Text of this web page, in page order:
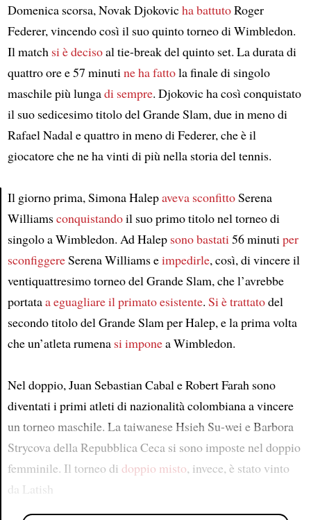
Domenica scorsa, Novak Djokovicha battutoRoger
Federer, vincendo così il suo quinto torneo di Wimbledon.
Il match si è decisoal tie-break del quinto set. La durata di
quattro ore e 57 minuti ne ha fattola finale di singolo
maschile più lungadi sempre. Djokovic ha così conquistato
il suo sedicesimo titolo del Grande Slam, due in meno di
Rafael Nadal e quattro in meno di Federer, che è il
giocatore che ne ha vinti di più nella storia del tennis.
Il giorno prima, Simona Halepaveva sconfittoSerena
Williamsconquistandoil suo primo titolo nel torneo di
singolo a Wimbledon. Ad Halep sono bastati 56 minuti per
sconfiggereSerena Williams eimpedirle, così, di vincere il
ventiquattresimo torneo del Grande Slam, che l’avrebbe
portataa eguagliareil primato esistente. Si è trattatodel
secondo titolo del Grande Slam per Halep, e la prima volta
che un’atleta rumena si imponea Wimbledon.
Nel doppio, Juan Sebastian Cabal e Robert Farah sono
diventati i primi atleti di nazionalità colombiana a vincere
un torneo maschile. La taiwanese Hsieh Su-wei e Barbora
Strycova della Repubblica Ceca si sono imposte nel doppio
femminile. Il torneo di doppio misto, invece, è stato vinto
da Latish